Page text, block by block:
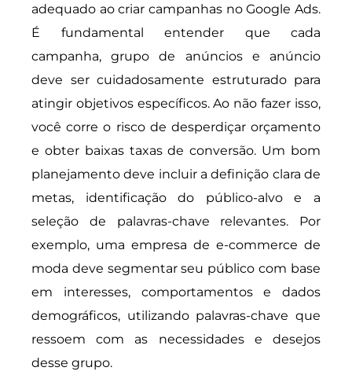
adequado ao criar campanhas no Google Ads.
É fundamental entender que cada
campanha, grupo de anúncios e anúncio
deve ser cuidadosamente estruturado para
atingir objetivos específicos. Ao não fazer isso,
você corre o risco de desperdiçar orçamento
e obter baixas taxas de conversão. Um bom
planejamento deve incluir a definição clara de
metas, identificação do público-alvo e a
seleção de palavras-chave relevantes. Por
exemplo, uma empresa de e-commerce de
moda deve segmentar seu público com base
em interesses, comportamentos e dados
demográficos, utilizando palavras-chave que
ressoem com as necessidades e desejos
desse grupo.